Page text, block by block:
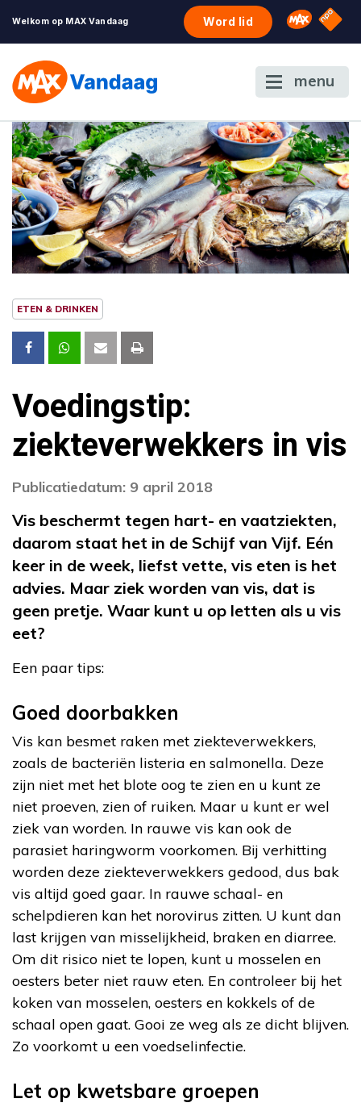
Welkom op MAX Vandaag Word lid Omroep
NPO
menu
ETEN & DRINKEN
Voedingstip:
ziekteverwekkers in vis
Publicatiedatum: 9 april 2018
Vis beschermt tegen hart- en vaatziekten,
daarom staat het in de Schijf van Vijf. Eén
keer in de week, liefst vette, vis eten is het
advies. Maar ziek worden van vis, dat is
geen pretje. Waar kunt u op letten als u vis
eet?
Een paar tips:
Goed doorbakken
Vis kan besmet raken met ziekteverwekkers,
zoals de bacteriën listeria en salmonella. Deze
zijn niet met het blote oog te zien en u kunt ze
niet proeven, zien of ruiken. Maar u kunt er wel
ziek van worden. In rauwe vis kan ook de
parasiet haringworm voorkomen. Bij verhitting
worden deze ziekteverwekkers gedood, dus bak
vis altijd goed gaar. In rauwe schaal- en
schelpdieren kan het norovirus zitten. U kunt dan
last krijgen van misselijkheid, braken en diarree.
Om dit risico niet te lopen, kunt u mosselen en
oesters beter niet rauw eten. En controleer bij het
koken van mosselen, oesters en kokkels of de
schaal open gaat. Gooi ze weg als ze dicht blijven.
Zo voorkomt u een voedselinfectie.
Let op kwetsbare groepen